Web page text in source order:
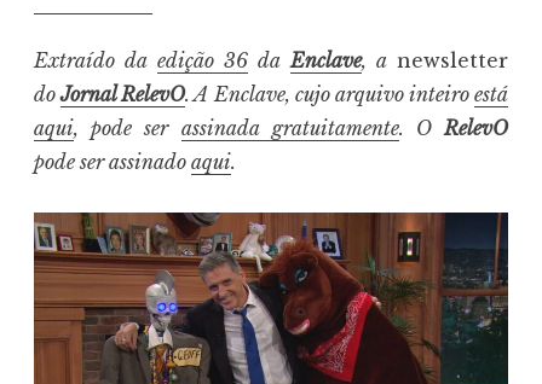
Extraído da edição 36 daEnclave, a newsletter
doJornal RelevO. A Enclave, cujo arquivo inteiro está
aqui, pode ser assinada gratuitamente. ORelevO
pode ser assinado aqui.